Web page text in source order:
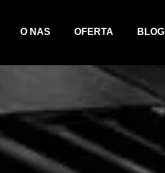
O NAS OFERTA BLOG